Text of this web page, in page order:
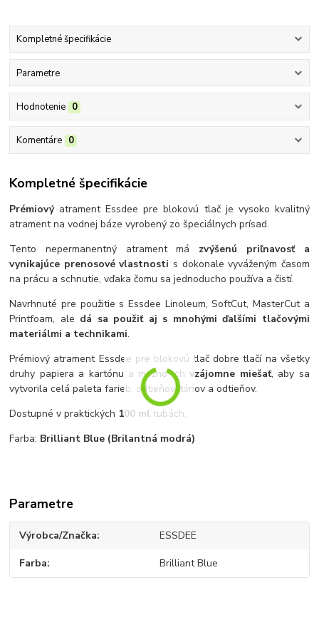
Kompletné špecifikácie
Parametre
Hodnotenie 0
Komentáre 0
Kompletné špecifikácie
Prémiový atrament Essdee pre blokovú tlač je vysoko kvalitný
atrament na vodnej báze vyrobený zo špeciálnych prísad.
Tento nepermanentný atrament má zvýšenú priľnavosť a
vynikajúce prenosové vlastnosti s dokonale vyváženým časom
na prácu a schnutie, vďaka čomu sa jednoducho používa a čistí.
Navrhnuté pre použitie s Essdee Linoleum, SoftCut, MasterCut a
Printfoam, ale dá sa použiť aj s mnohými ďalšími tlačovými
materiálmi a technikami.
Prémiový atrament Essdee pre blokovú tlač dobre tlačí na všetky
druhy papiera a kartónu a možno ichvzájomne miešať, aby sa
vytvorila celá paleta farieb, odtieňov, tónov a odtieňov.
Dostupné v praktických 100 ml tubách.
Farba: Brilliant Blue (Brilantná modrá)
Parametre
Výrobca/Značka ESSDEE
Farba Brilliant Blue